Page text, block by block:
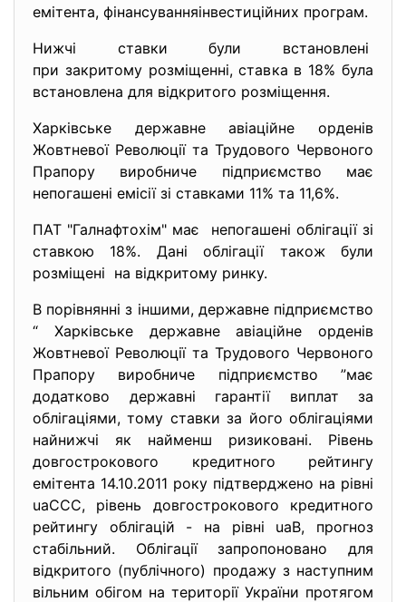
емiтента, фiнансуванняiнвестицiйних програм.
Нижчі ставки були встановлені
при закритому розміщенні, ставка в 18% була
встановлена для відкритого розміщення.
Харкiвське державне авiацiйне орденiв
Жовтневої Революцiї та Трудового Червоного
Прапору виробниче пiдприємство має
непогашені емісії зі ставками 11% та 11,6%.
ПАТ "Галнафтохім" має непогашені облігації зі
ставкою 18%. Дані облігації також були
розміщені на відкритому ринку.
В порівнянні з іншими, державне підприємство
“ Харкiвське державне авiацiйне орденiв
Жовтневої Революцiї та Трудового Червоного
Прапору виробниче пiдприємство ”має
додатково державні гарантії виплат за
облігаціями, тому ставки за його облігаціями
найнижчі як найменш ризиковані. Рiвень
довгострокового кредитного рейтингу
емiтента 14.10.2011 року пiдтверджено на рiвнi
uaCCC, рiвень довгострокового кредитного
рейтингу облiгацiй - на рiвнi uaB, прогноз
стабiльний. Облiгацiї запропоновано для
вiдкритого (публiчного) продажу з наступним
вiльним обiгом на територiї України протягом